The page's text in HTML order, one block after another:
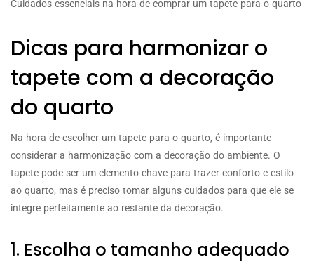
Cuidados essenciais na hora de comprar um tapete para o quarto
Dicas para harmonizar o
tapete com a decoração
do quarto
Na hora de escolher um tapete para o quarto, é importante
considerar a harmonização com a decoração do ambiente. O
tapete pode ser um elemento chave para trazer conforto e estilo
ao quarto, mas é preciso tomar alguns cuidados para que ele se
integre perfeitamente ao restante da decoração.
1. Escolha o tamanho adequado